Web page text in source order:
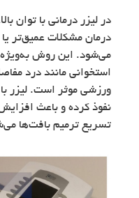
در لیزر درمانی با توان
درمان مشکلات عمیق‌تر
می‌شود. این روش به‌ویژه
استخوانی مانند درد
ورزشی موثر است. لیزر
نفوذ کرده و باعث
تسریع ترمیم بافت‌ها